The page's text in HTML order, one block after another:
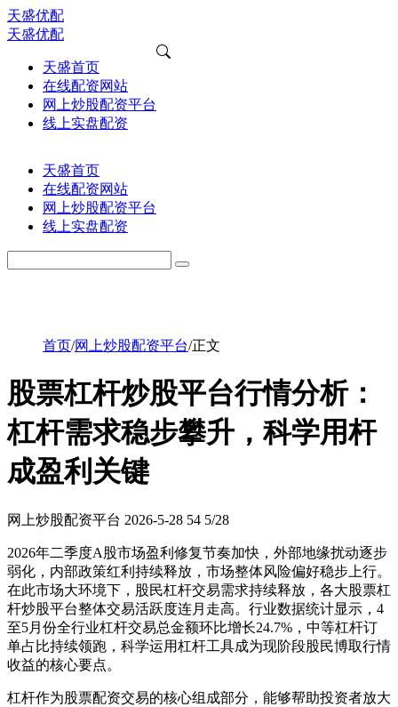
天盛优配
天盛优配
天盛首页
在线配资网站
网上炒股配资平台
线上实盘配资
天盛首页
在线配资网站
网上炒股配资平台
线上实盘配资
首页/网上炒股配资平台/正文
股票杠杆炒股平台行情分析：
杠杆需求稳步攀升，科学用杆
成盈利关键
网上炒股配资平台 2026-5-28 54 5/28
2026年二季度A股市场盈利修复节奏加快，外部地缘扰动逐步
弱化，内部政策红利持续释放，市场整体风险偏好稳步上行。
在此市场大环境下，股民杠杆交易需求持续释放，各大股票杠
杆炒股平台整体交易活跃度连月走高。行业数据统计显示，4
至5月份全行业杠杆交易总金额环比增长24.7%，中等杠杆订
单占比持续领跑，科学运用杠杆工具成为现阶段股民博取行情
收益的核心要点。
杠杆作为股票配资交易的核心组成部分，能够帮助投资者放大